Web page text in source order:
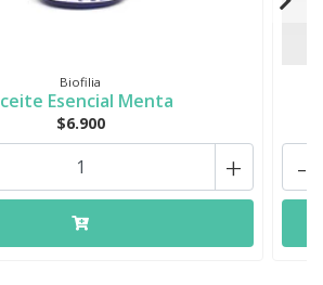
Biofilia
Esencial Menta
$6.900
+ -